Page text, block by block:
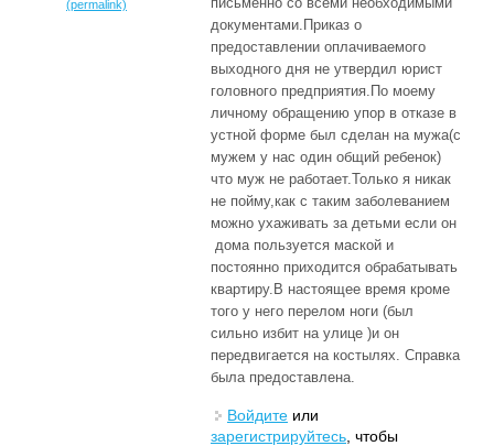
(permalink)
документами.Приказ о
предоставлении оплачиваемого
выходного дня не утвердил юрист
головного предприятия.По моему
личному обращению упор в отказе в
устной форме был сделан на мужа(с
мужем у нас один общий ребенок)
что муж не работает.Только я никак
не пойму,как с таким заболеванием
можно ухаживать за детьми если он
дома пользуется маской и
постоянно приходится обрабатывать
квартиру.В настоящее время кроме
того у него перелом ноги (был
сильно избит на улице )и он
передвигается на костылях. Справка
была предоставлена.
Войдите или
зарегистрируйтесь , чтобы